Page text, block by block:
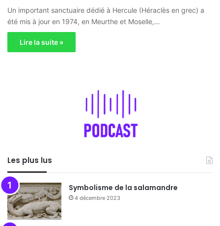
Un important sanctuaire dédié à Hercule (Héraclès en grec) a
été mis à jour en 1974, en Meurthe et Moselle,…
Lire la suite »
Les plus lus
Symbolisme de la salamandre
4 décembre 2023